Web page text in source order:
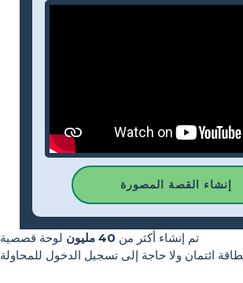
إنشاء القصة المصورة
تم إنشاء أكثر من 40 مليون
لوحة قصصية